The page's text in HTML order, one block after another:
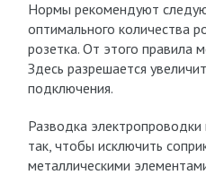
Нормы рекомендуют
оптимального количества
розетка. От этого правила
Здесь разрешается
подключения.
Разводка электропроводки
так, чтобы исключить
металлическими